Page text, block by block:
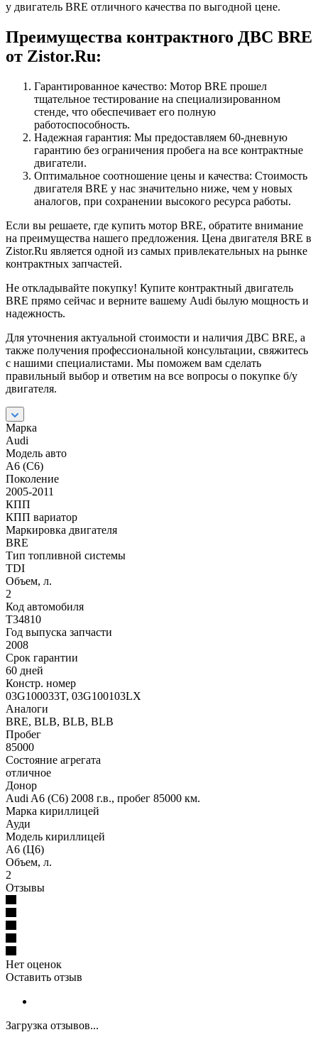
у двигатель BRE отличного качества по выгодной цене.
Преимущества контрактного ДВС BRE
от Zistor.Ru:
Гарантированное качество: Мотор BRE прошел
тщательное тестирование на специализированном
стенде, что обеспечивает его полную
работоспособность.
Надежная гарантия: Мы предоставляем 60-дневную
гарантию без ограничения пробега на все контрактные
двигатели.
Оптимальное соотношение цены и качества: Стоимость
двигателя BRE у нас значительно ниже, чем у новых
аналогов, при сохранении высокого ресурса работы.
Если вы решаете, где купить мотор BRE, обратите внимание
на преимущества нашего предложения. Цена двигателя BRE в
Zistor.Ru является одной из самых привлекательных на рынке
контрактных запчастей.
Не откладывайте покупку! Купите контрактный двигатель
BRE прямо сейчас и верните вашему Audi былую мощность и
надежность.
Для уточнения актуальной стоимости и наличия ДВС BRE, а
также получения профессиональной консультации, свяжитесь
с нашими специалистами. Мы поможем вам сделать
правильный выбор и ответим на все вопросы о покупке б/у
двигателя.
Марка
Audi
Модель авто
A6 (C6)
Поколение
2005-2011
КПП
КПП вариатор
Маркировка двигателя
BRE
Тип топливной системы
TDI
Объем, л.
2
Код автомобиля
T34810
Год выпуска запчасти
2008
Срок гарантии
60 дней
Констр. номер
03G100033T, 03G100103LX
Аналоги
BRE, BLB, BLB, BLB
Пробег
85000
Состояние агрегата
отличное
Донор
Audi A6 (C6) 2008 г.в., пробег 85000 км.
Марка кириллицей
Ауди
Модель кириллицей
А6 (Ц6)
Объем, л.
2
Отзывы
Нет оценок
Оставить отзыв
Загрузка отзывов...